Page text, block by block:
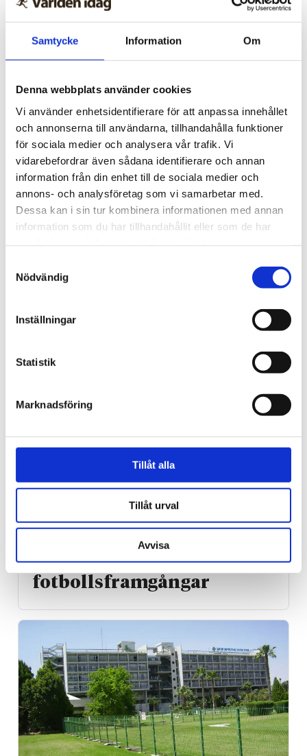
Samtycke Information Om
Denna webbplats använder cookies
Vi använder enhetsidentifierare för att anpassa innehållet
och annonserna till användarna, tillhandahålla funktioner
för sociala medier och analysera vår trafik. Vi
vidarebefordrar även sådana identifierare och annan
information från din enhet till de sociala medier och
annons- och analysföretag som vi samarbetar med.
Dessa kan i sin tur kombinera informationen med annan
information som du har tillhandahållit eller som de har
Nödvändig
Inställningar
Statistik
Marknadsföring
Tillåt alla
Tillåt urval
Avvisa
Trinidad och Tobago
synen återställd – tack
Kristen stortränare ska
leda Tyskland mot nya
fotbolls­­framgångar